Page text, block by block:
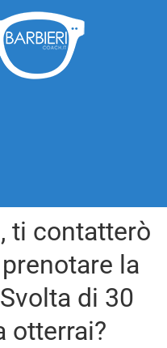
ti contatterò
la
di 30
otterrai?